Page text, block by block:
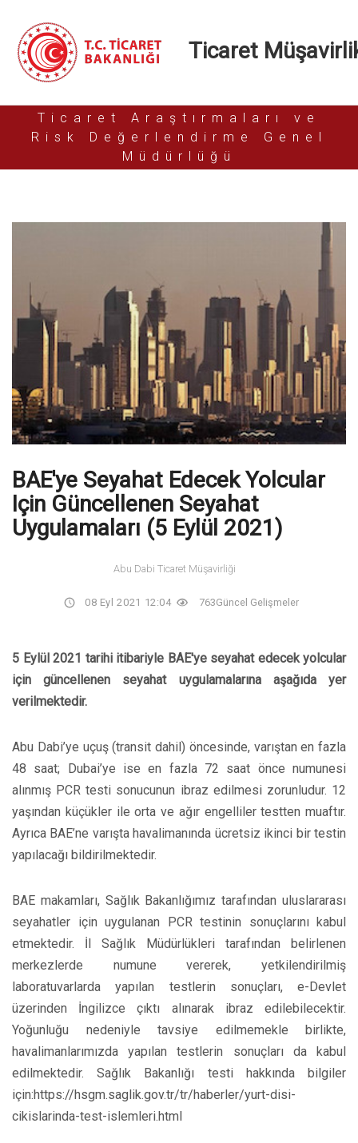
Ticaret
Ticaret Araştırmaları ve
Risk Değerlendirme Genel
Müdürlüğü
BAE'ye Seyahat Edecek Yolcular
Için Güncellenen Seyahat
Uygulamaları (5 Eylül 2021)
Abu Dabi Ticaret Müşavirliği
08 Eyl 2021 12:04 763Güncel Gelişmeler
5 Eylül 2021 tarihi itibariyle BAE'ye seyahat edecek yolcular
için güncellenen seyahat uygulamalarına aşağıda yer
verilmektedir.
Abu Dabi’ye uçuş (transit dahil) öncesinde, varıştan en fazla
48 saat; Dubai’ye ise en fazla 72 saat önce numunesi
alınmış PCR testi sonucunun ibraz edilmesi zorunludur. 12
yaşından küçükler ile orta ve ağır engelliler testten muaftır.
Ayrıca BAE’ne varışta havalimanında ücretsiz ikinci bir testin
yapılacağı bildirilmektedir.
BAE makamları, Sağlık Bakanlığımız tarafından uluslararası
seyahatler için uygulanan PCR testinin sonuçlarını kabul
etmektedir. İl Sağlık Müdürlükleri tarafından belirlenen
merkezlerde numune vererek, yetkilendirilmiş
laboratuvarlarda yapılan testlerin sonuçları, e-Devlet
üzerinden İngilizce çıktı alınarak ibraz edilebilecektir.
Yoğunluğu nedeniyle tavsiye edilmemekle birlikte,
havalimanlarımızda yapılan testlerin sonuçları da kabul
edilmektedir. Sağlık Bakanlığı testi hakkında bilgiler
için:https://hsgm.saglik.gov.tr/tr/haberler/yurt-disi-
cikislarinda-test-islemleri.html